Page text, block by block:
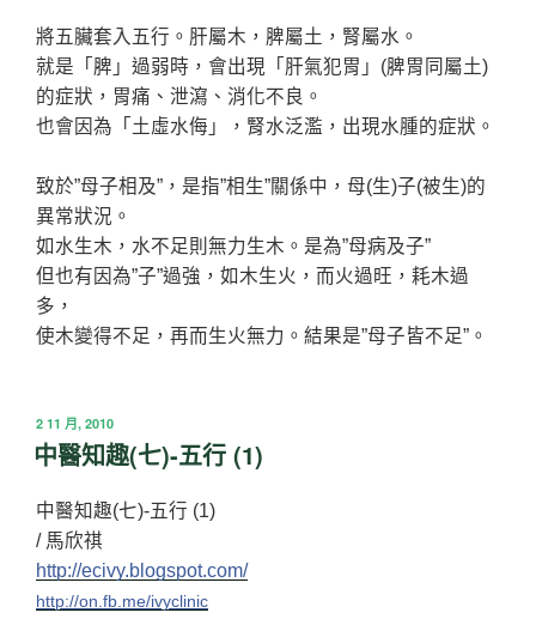
將五臟套入五行。肝屬木，脾屬土，腎屬水。
就是「脾」過弱時，會出現「肝氣犯胃」(脾胃同屬土)
的症狀，胃痛、泄瀉、消化不良。
也會因為「土虛水侮」，腎水泛濫，出現水腫的症狀。
致於”母子相及”，是指”相生”關係中，母(生)子(被生)的
異常狀況。
如水生木，水不足則無力生木。是為”母病及子”
但也有因為”子”過強，如木生火，而火過旺，耗木過
多，
使木變得不足，再而生火無力。結果是”母子皆不足”。
發
佈
於
2 11 月, 2010
中醫知趣(七)-五行 (1)
中醫知趣(七)-五行 (1)
/ 馬欣祺
http://ecivy.blogspot.com/
http://on.fb.me/ivyclinic